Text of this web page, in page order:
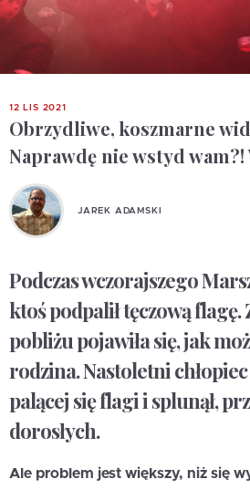
12 LIS 2021
Obrzydliwe, koszmarne
Naprawdę nie wstyd wam?!
JAREK ADAMSKI
Podczas wczorajszego
ktoś podpalił tęczową flagę.
pobliżu pojawiła się, jak
rodzina. Nastoletni chłopiec
palącej się flagi i splunął,
dorosłych.
Ale problem jest większy, niż się